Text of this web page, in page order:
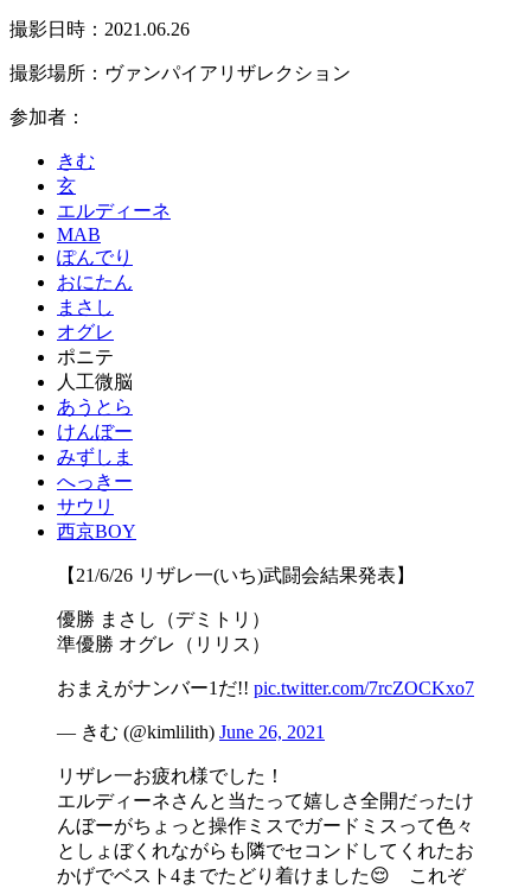
撮影日時：2021.06.26
撮影場所：ヴァンパイアリザレクション
参加者：
きむ
玄
エルディーネ
MAB
ぽんでり
おにたん
まさし
オグレ
ポニテ
人工微脳
あうとら
けんぼー
みずしま
へっきー
サウリ
西京BOY
【21/6/26 リザレ一(いち)武闘会結果発表】
優勝 まさし（デミトリ）
準優勝 オグレ（リリス）
おまえがナンバー1だ!! pic.twitter.com/7rcZOCKxo7
— きむ (@kimlilith) June 26, 2021
リザレ一お疲れ様でした！
エルディーネさんと当たって嬉しさ全開だったけ
んぼーがちょっと操作ミスでガードミスって色々
としょぼくれながらも隣でセコンドしてくれたお
かげでベスト4までたどり着けました😌 これぞ